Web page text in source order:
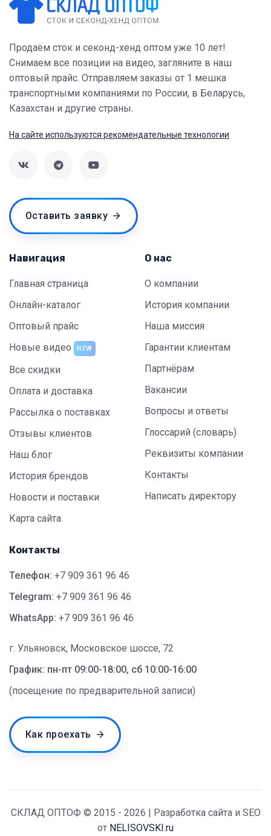
Продаём сток и секонд-хенд оптом уже 10 лет!
Снимаем все позиции на видео, загляните в наш
оптовый прайс. Отправляем заказы от 1 мешка
транспортными компаниями по России, в Беларусь,
Казахстан и другие страны.
На сайте используются рекомендательные технологии
Оставить заявку
Навигация
Главная страница
Онлайн-каталог
Оптовый прайс
Новые видео
NEW
Все скидки
Оплата и доставка
Рассылка о поставках
Отзывы клиентов
Наш блог
История брендов
Новости и поставки
Карта сайта
О нас
О компании
История компании
Наша миссия
Гарантии клиентам
Партнёрам
Вакансии
Вопросы и ответы
Глоссарий (словарь)
Реквизиты компании
Контакты
Написать директору
Контакты
Телефон: +7 909 361 96 46
Telegram: +7 909 361 96 46
WhatsApp: +7 909 361 96 46
г. Ульяновск, Московское шоссе, 72
График: пн-пт 09:00-18:00, сб 10:00-16:00
(посещение по предварительной записи)
Как проехать
СКЛАД ОПТОФ © 2015 - 2026 | Разработка сайта и SEO
от NELISOVSKI.ru